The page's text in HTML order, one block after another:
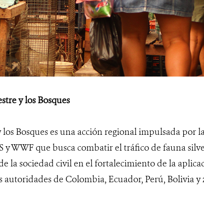
y los Bosques
Bosques es una acción regional impulsada por
y WWF que busca combatir el tráfico de fauna
la sociedad civil en el fortalecimiento de la
de Colombia, Ecuador, Perú, Bolivia y